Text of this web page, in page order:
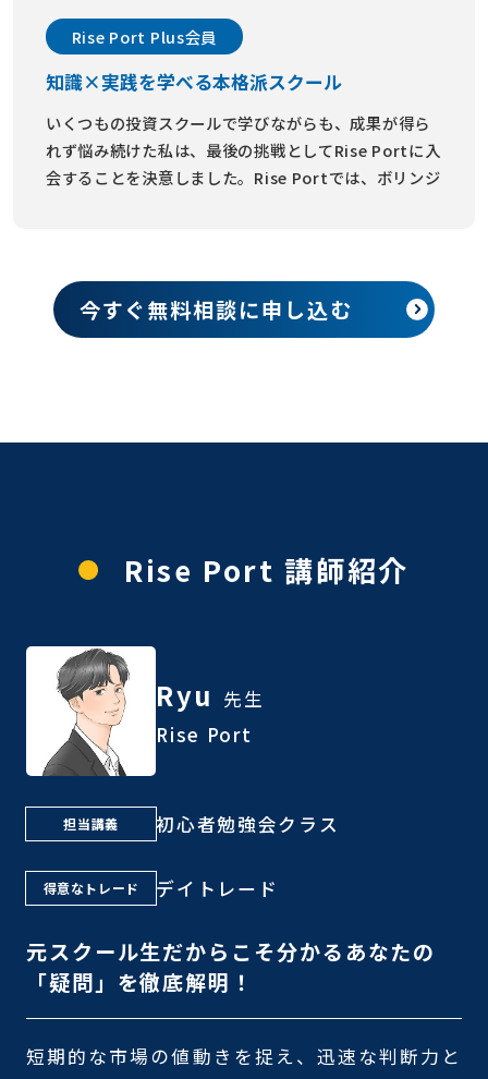
と思います。もし、少しでも興味があればRise Portで
学ぶことをオススメします。
Rise Port Plus会員
知識×実践を学べる本格派スクール
いくつもの投資スクールで学びながらも、成果が得ら
れず悩み続けた私は、最後の挑戦としてRise Portに入
会することを決意しました。Rise Portでは、ボリンジ
が、私のトレードスキルを劇的に向上させ、パフォー
マンスの飛躍を生み出したのです。
さらに、課題であったファンダメンタルズ分析を、
資金が1年後には1600万ほどになりました。
今すぐ無料相談に申し込む
Rise Port 講師紹介
Ryu 先生
Rise Port
担当講義 初心者勉強会クラス
得意なトレード デイトレード
元スクール生だからこそ分かるあなたの
「疑問」を徹底解明！
短期的な市場の値動きを捉え、迅速な判断力と